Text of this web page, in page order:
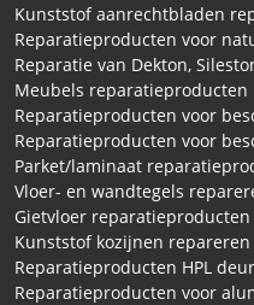
Kunststof aanrechtbladen
Reparatieproducten voor
Meubels reparatieproducten
Reparatieproducten voor
Reparatieproducten voor
Parket/laminaat
Vloer- en wandtegels
Gietvloer reparatieproducten
Kunststof kozijnen repareren
Reparatieproducten HPL
Reparatieproducten voor